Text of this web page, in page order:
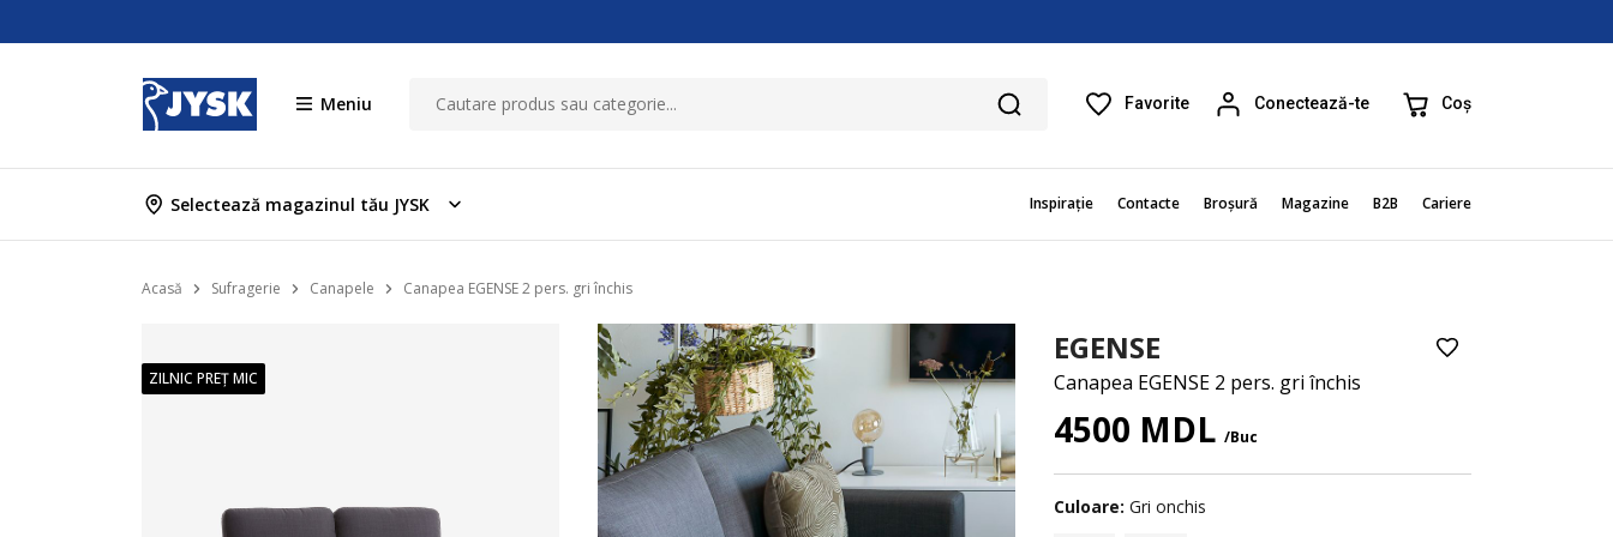
Meniu Favorite Conectează-te Coș
Selectează magazinul tău JYSK Inspirație Contacte Broșură Magazine B2B Cariere
Acasă Sufragerie Canapele Canapea EGENSE 2 pers. gri închis
ZILNIC PREȚ MIC
EGENSE
Canapea EGENSE 2 pers. gri închis
4500 MDL /Buc
Culoare: Gri оnchis